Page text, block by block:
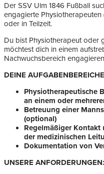
Der SSV Ulm 1846 Fußball
engagierte
oder in Teilzeit.
Du bist Physiotherapeut oder
möchtest dich in einem
Nachwuchsbereich
DEINE
Physiotherapeutische
an einem oder
Betreuung einer
(optional)
Regelmäßiger Kontakt
der medizinischen
Dokumentation von
UNSERE ANFORDERUNGEN: